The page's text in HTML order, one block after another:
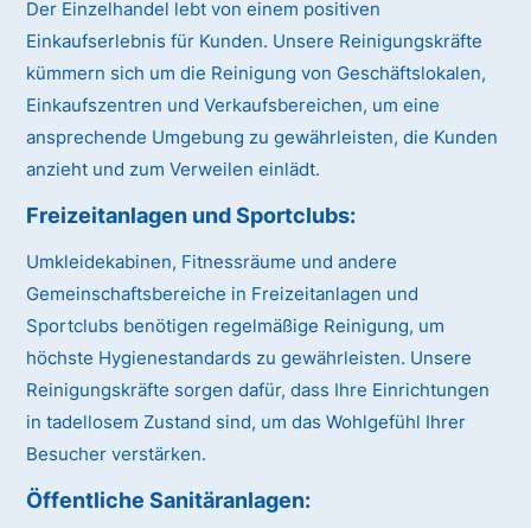
Der Einzelhandel lebt von einem positiven
Einkaufserlebnis für Kunden. Unsere Reinigungskräfte
kümmern sich um die Reinigung von Geschäftslokalen,
Einkaufszentren und Verkaufsbereichen, um eine
ansprechende Umgebung zu gewährleisten, die Kunden
anzieht und zum Verweilen einlädt.
Freizeitanlagen und Sportclubs:
Umkleidekabinen, Fitnessräume und andere
Gemeinschaftsbereiche in Freizeitanlagen und
Sportclubs benötigen regelmäßige Reinigung, um
höchste Hygienestandards zu gewährleisten. Unsere
Reinigungskräfte sorgen dafür, dass Ihre Einrichtungen
in tadellosem Zustand sind, um das Wohlgefühl Ihrer
Besucher verstärken.
Öffentliche Sanitäranlagen: